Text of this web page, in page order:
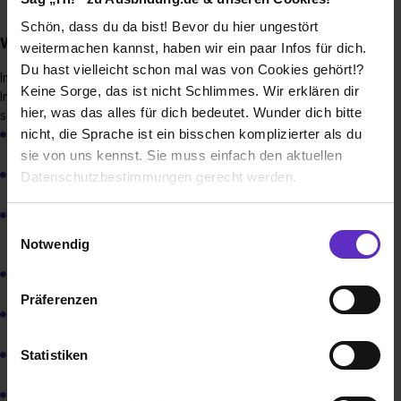
Schön, dass du da bist! Bevor du hier ungestört
weitermachen kannst, haben wir ein paar Infos für dich.
Du hast vielleicht schon mal was von Cookies gehört!?
Keine Sorge, das ist nicht Schlimmes. Wir erklären dir
hier, was das alles für dich bedeutet. Wunder dich bitte
nicht, die Sprache ist ein bisschen komplizierter als du
sie von uns kennst. Sie muss einfach den aktuellen
Datenschutzbestimmungen gerecht werden.
Benutzung der Webseite getroffenen Einstellungen zu
Webseite zu analysieren („Statistiken“), um
Informationen zu deiner Verwendung unserer Website an
Notwendig
Präferenzen
Statistiken
Was schreibe ich in meinen Lebenslauf?
Im tabellarischen Lebenslauf gibst du die wichtigsten
Informationen rund um deine Person an. Folgende Daten
sollten darin enthalten sein:
Vor- und Nachname
Besuchte Schulen
Besondere Kenntnisse